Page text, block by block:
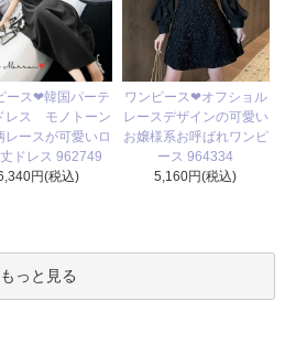
ース❤韓国パーテ
レス モノトーン
レースが可愛いロ
ドレス 962749
円(税込)
ワンピース❤オフショル
レースデザインの可愛い
お嬢様系お呼ばれワンピ
ース 964334
5,160円(税込)
もっと見る